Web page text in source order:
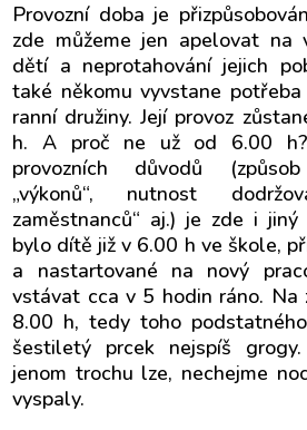
Provozní doba je
zde můžeme jen apelovat na
dětí a neprotahování jejich
také někomu vyvstane
ranní družiny. Její provoz
h. A proč ne už od 6.00 h?
provozních důvodů
„výkonů“, nutnost
zaměstnanců“ aj.) je zde i
bylo dítě již v 6.00 h ve škole,
a nastartované na nový
vstávat cca v 5 hodin ráno. Na
8.00 h, tedy toho
šestiletý prcek nejspíš
jenom trochu lze, nechejme
vyspaly.